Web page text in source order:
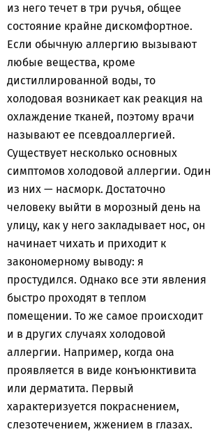
из него течет в три ручья, общее
состояние крайне дискомфортное.
Если обычную аллергию вызывают
любые вещества, кроме
дистиллированной воды, то
холодовая возникает как реакция на
охлаждение тканей, поэтому врачи
называют ее псевдоаллергией.
Существует несколько основных
симптомов холодовой аллергии. Один
из них — насморк. Достаточно
человеку выйти в морозный день на
улицу, как у него закладывает нос, он
начинает чихать и приходит к
закономерному выводу: я
простудился. Однако все эти явления
быстро проходят в теплом
помещении. То же самое происходит
и в других случаях холодовой
аллергии. Например, когда она
проявляется в виде конъюнктивита
или дерматита. Первый
характеризуется покраснением,
слезотечением, жжением в глазах.